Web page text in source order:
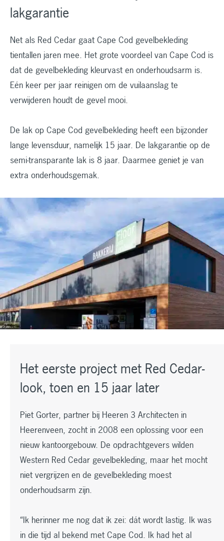
lakgarantie
Net als Red Cedar gaat Cape Cod gevelbekleding
tientallen jaren mee. Het grote voordeel van Cape Cod is
dat de gevelbekleding kleurvast en onderhoudsarm is.
Eén keer per jaar reinigen om de vuilaanslag te
verwijderen houdt de gevel mooi.
De lak op Cape Cod gevelbekleding heeft een bijzonder
lange levensduur, namelijk 15 jaar. De lakgarantie op de
semi-transparante lak is 8 jaar. Daarmee geniet je van
extra onderhoudsgemak.
Het eerste project met Red Cedar-
look, toen en 15 jaar later
Piet Gorter, partner bij Heeren 3 Architecten in
Heerenveen, zocht in 2008 een oplossing voor een
nieuw kantoorgebouw. De opdrachtgevers wilden
Western Red Cedar gevelbekleding, maar het mocht
niet vergrijzen en de gevelbekleding moest
onderhoudsarm zijn.
“Ik herinner me nog dat ik zei: dát wordt lastig. Ik was
in die tijd al bekend met Cape Cod. Ik had het al